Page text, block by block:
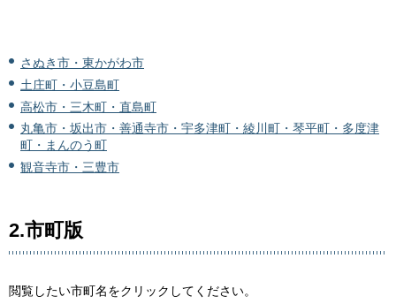
さぬき市・東かがわ市
土庄町・小豆島町
高松市・三木町・直島町
丸亀市・坂出市・善通寺市・宇多津町・綾川町・琴平町・多度津
町・まんのう町
観音寺市・三豊市
2.市町版
閲覧したい市町名をクリックしてください。